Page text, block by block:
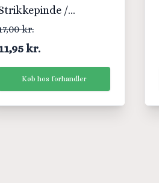
/
35cm
kr.
kr.
Køb hos forhandler